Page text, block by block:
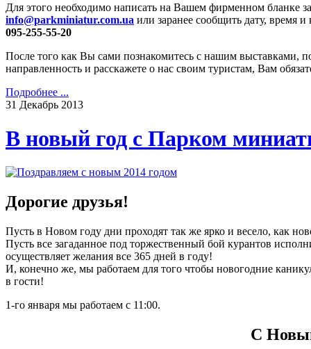
Для этого необходимо написать на Вашем фирменном бланке
info@parkminiatur.com.ua или заранее сообщить дату, время
095-255-55-20
После того как Вы сами познакомитесь с нашим выставками,
направленность и расскажете о нас своим туристам, Вам
Подробнее ...
31 Декабрь 2013
В новый год с Парком
Дорогие друзья!
Пусть в Новом году дни проходят так же ярко и весело, как
Пусть все загаданное под торжественный бой курантов
осуществляет желания все 365 дней в году!
И, конечно же, мы работаем для того чтобы новогодние
в гости!
1-го января мы работаем с 11:00.
С